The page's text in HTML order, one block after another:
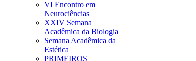
VI Encontro em
Neurociências
XXIV Semana
Acadêmica da Biologia
Semana Acadêmica da
Estética
PRIMEIROS